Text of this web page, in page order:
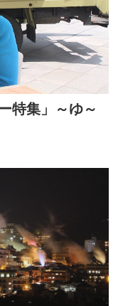
特集」～ゆ～